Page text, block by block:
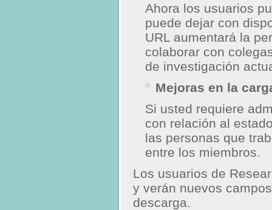
Ahora los usuarios
puede dejar con
URL aumentará la
colaborar con
de investigación
Mejoras en la
Si usted requiere
con relación al
las personas que
entre los miembros.
Los usuarios de
y verán nuevos
descarga.